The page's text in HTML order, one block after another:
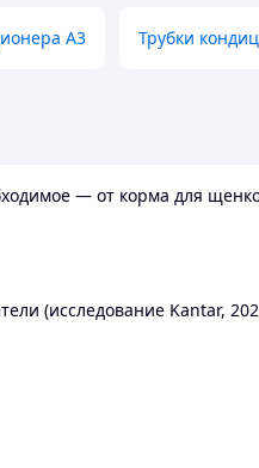
А3 Трубки
— от корма для
(исследование Kantar,